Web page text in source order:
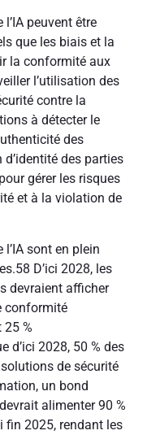
peuvent être
que les biais et la
la conformité aux
l’utilisation des
contre la
à détecter le
des
des parties
gérer les risques
et à la violation de
sont en plein
58 D’ici 2028, les
devraient afficher
conformité
25 %
d’ici 2028, 50 % des
de sécurité
un bond
devrait alimenter 90 %
fin 2025, rendant les